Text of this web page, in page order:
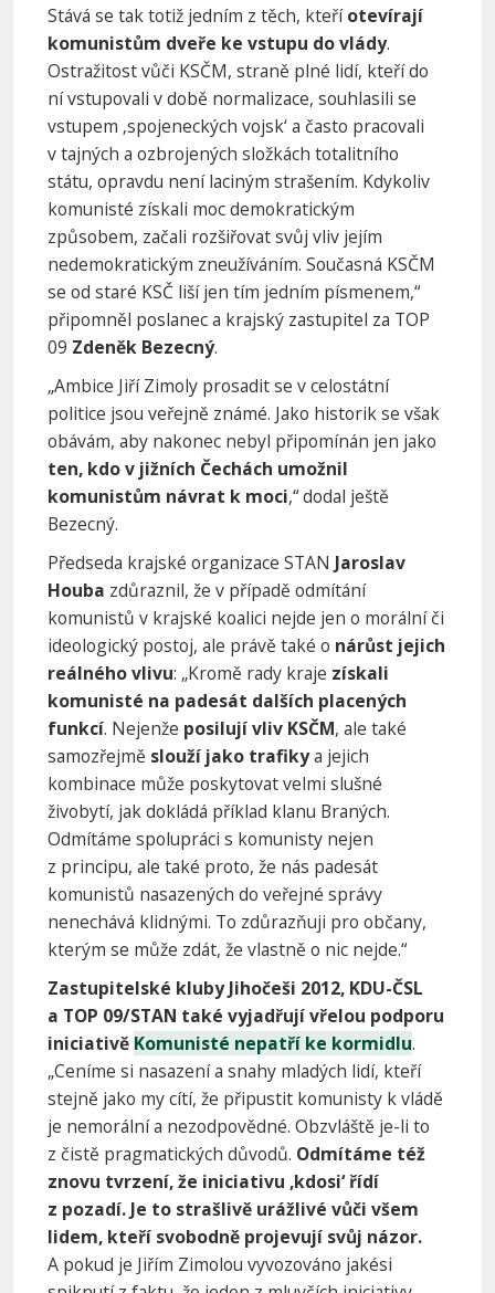
Stává se tak totiž jedním z těch, kteříotevírají
komunistům dveře ke vstupu do vlády.
Ostražitost vůči KSČM, straně plné lidí, kteří do
ní vstupovali v době normalizace, souhlasili se
vstupem ‚spojeneckých vojsk‘ a často pracovali
v tajných a ozbrojených složkách totalitního
státu, opravdu není laciným strašením. Kdykoliv
komunisté získali moc demokratickým
způsobem, začali rozšiřovat svůj vliv jejím
nedemokratickým zneužíváním. Současná KSČM
se od staré KSČ liší jen tím jedním písmenem,“
připomněl poslanec a krajský zastupitel za TOP
09 Zdeněk Bezecný.
„Ambice Jiří Zimoly prosadit se v celostátní
politice jsou veřejně známé. Jako historik se však
obávám, aby nakonec nebyl připomínán jen jako
ten, kdo v jižních Čechách umožnil
komunistům návrat k moci,“ dodal ještě
Bezecný.
Předseda krajské organizace STAN Jaroslav
Houba zdůraznil, že v případě odmítání
komunistů v krajské koalici nejde jen o morální či
ideologický postoj, ale právě také o nárůst jejich
reálného vlivu: „Kromě rady kraje získali
komunisté na padesát dalších placených
funkcí. Nejenže posilují vliv KSČM, ale také
samozřejmě slouží jako trafikya jejich
kombinace může poskytovat velmi slušné
živobytí, jak dokládá příklad klanu Braných.
Odmítáme spolupráci s komunisty nejen
z principu, ale také proto, že nás padesát
komunistů nasazených do veřejné správy
nenechává klidnými. To zdůrazňuji pro občany,
kterým se může zdát, že vlastně o nic nejde.“
Zastupitelské kluby Jihočeši 2012, KDU-ČSL
a TOP 09/STAN také vyjadřují vřelou podporu
iniciativě Komunisté nepatří ke kormidlu.
„Ceníme si nasazení a snahy mladých lidí, kteří
stejně jako my cítí, že připustit komunisty k vládě
je nemorální a nezodpovědné. Obzvláště je-li to
z čistě pragmatických důvodů. Odmítáme též
znovu tvrzení, že iniciativu ‚kdosi‘ řídí
z pozadí. Je to strašlivě urážlivé vůči všem
lidem, kteří svobodně projevují svůj názor.
A pokud je Jiřím Zimolou vyvozováno jakési